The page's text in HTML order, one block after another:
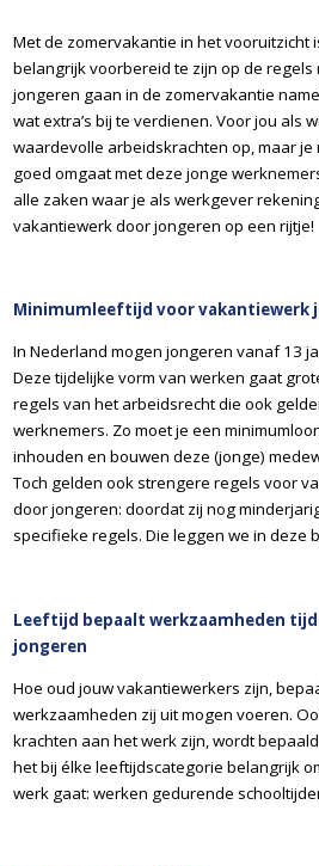
Met de zomervakantie in het vooruitzicht
belangrijk voorbereid te zijn op de regels
jongeren gaan in de zomervakantie
wat extra’s bij te verdienen. Voor jou als
waardevolle arbeidskrachten op, maar je
goed omgaat met deze jonge
alle zaken waar je als werkgever
vakantiewerk door jongeren op een rijtje!
Minimumleeftijd voor vakantiewerk
In Nederland mogen jongeren vanaf 13
Deze tijdelijke vorm van werken gaat
regels van het arbeidsrecht die ook
werknemers. Zo moet je een
inhouden en bouwen deze (jonge)
Toch gelden ook strengere regels voor
door jongeren: doordat zij nog
specifieke regels. Die leggen we in deze
Leeftijd bepaalt werkzaamheden
jongeren
Hoe oud jouw vakantiewerkers zijn,
werkzaamheden zij uit mogen voeren.
krachten aan het werk zijn, wordt
het bij élke leeftijdscategorie belangrijk
werk gaat: werken gedurende